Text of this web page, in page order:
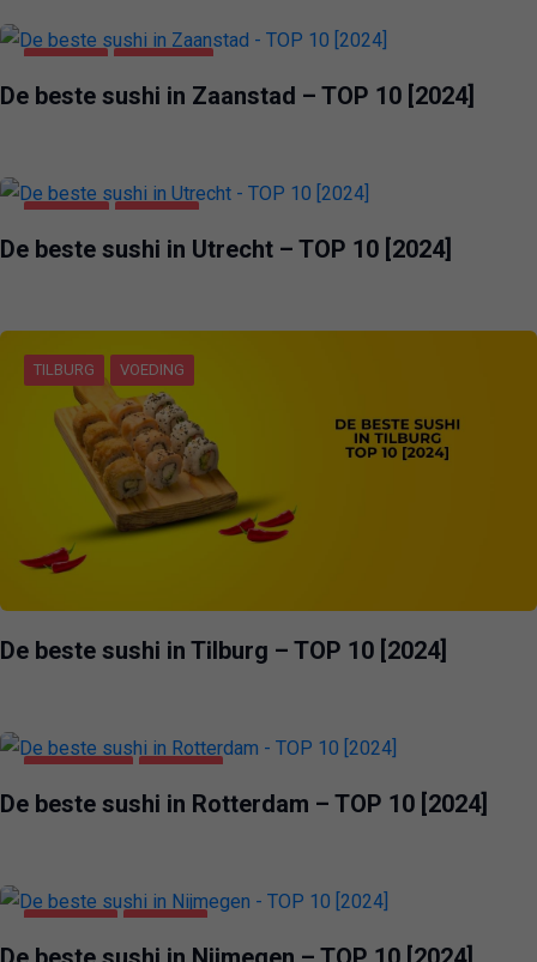
VOEDING ZAANSTAD
De beste sushi in Zaanstad – TOP 10 [2024]
UTRECHT VOEDING
De beste sushi in Utrecht – TOP 10 [2024]
TILBURG VOEDING
De beste sushi in Tilburg – TOP 10 [2024]
De beste sushi in Rotterdam – TOP 10 [2024]